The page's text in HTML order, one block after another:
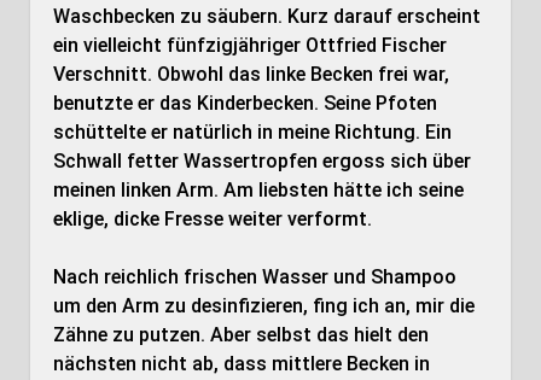
Waschbecken zu säubern. Kurz darauf erscheint
ein vielleicht fünfzigjähriger Ottfried Fischer
Verschnitt. Obwohl das linke Becken frei war,
benutzte er das Kinderbecken. Seine Pfoten
schüttelte er natürlich in meine Richtung. Ein
Schwall fetter Wassertropfen ergoss sich über
meinen linken Arm. Am liebsten hätte ich seine
eklige, dicke Fresse weiter verformt.
Nach reichlich frischen Wasser und Shampoo
um den Arm zu desinfizieren, fing ich an, mir die
Zähne zu putzen. Aber selbst das hielt den
nächsten nicht ab, dass mittlere Becken in